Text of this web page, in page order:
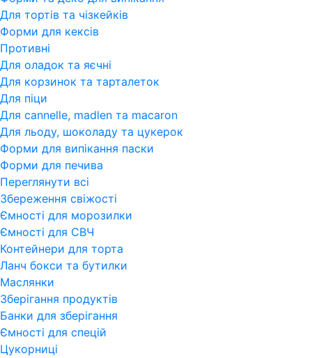
Для тортів та чізкейків
Форми для кексів
Противні
Для оладок та яєчні
Для корзинок та тарталеток
Для піци
Для cannelle, madlen та macaron
Для льоду, шоколаду та цукерок
Форми для випікання паски
Форми для печива
Переглянути всi
Збереження свіжості
Ємності для морозилки
Ємності для СВЧ
Контейнери для торта
Ланч бокси та бутилки
Маслянки
Зберігання продуктів
Банки для зберігання
Ємності для спецій
Цукорниці